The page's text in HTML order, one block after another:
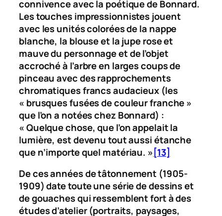
connivence avec la poétique de Bonnard.
Les touches impressionnistes jouent
avec les unités colorées de la nappe
blanche, la blouse et la jupe rose et
mauve du personnage et de l’objet
accroché à l’arbre en larges coups de
pinceau avec des rapprochements
chromatiques francs audacieux (les
« brusques fusées de couleur franche »
que l’on a notées chez Bonnard) :
« Quelque chose, que l’on appelait la
lumière, est devenu tout aussi étanche
que n’importe quel matériau. »[13]
De ces années de tâtonnement (1905-
1909) date toute une série de dessins et
de gouaches qui ressemblent fort à des
études d’atelier (portraits, paysages,